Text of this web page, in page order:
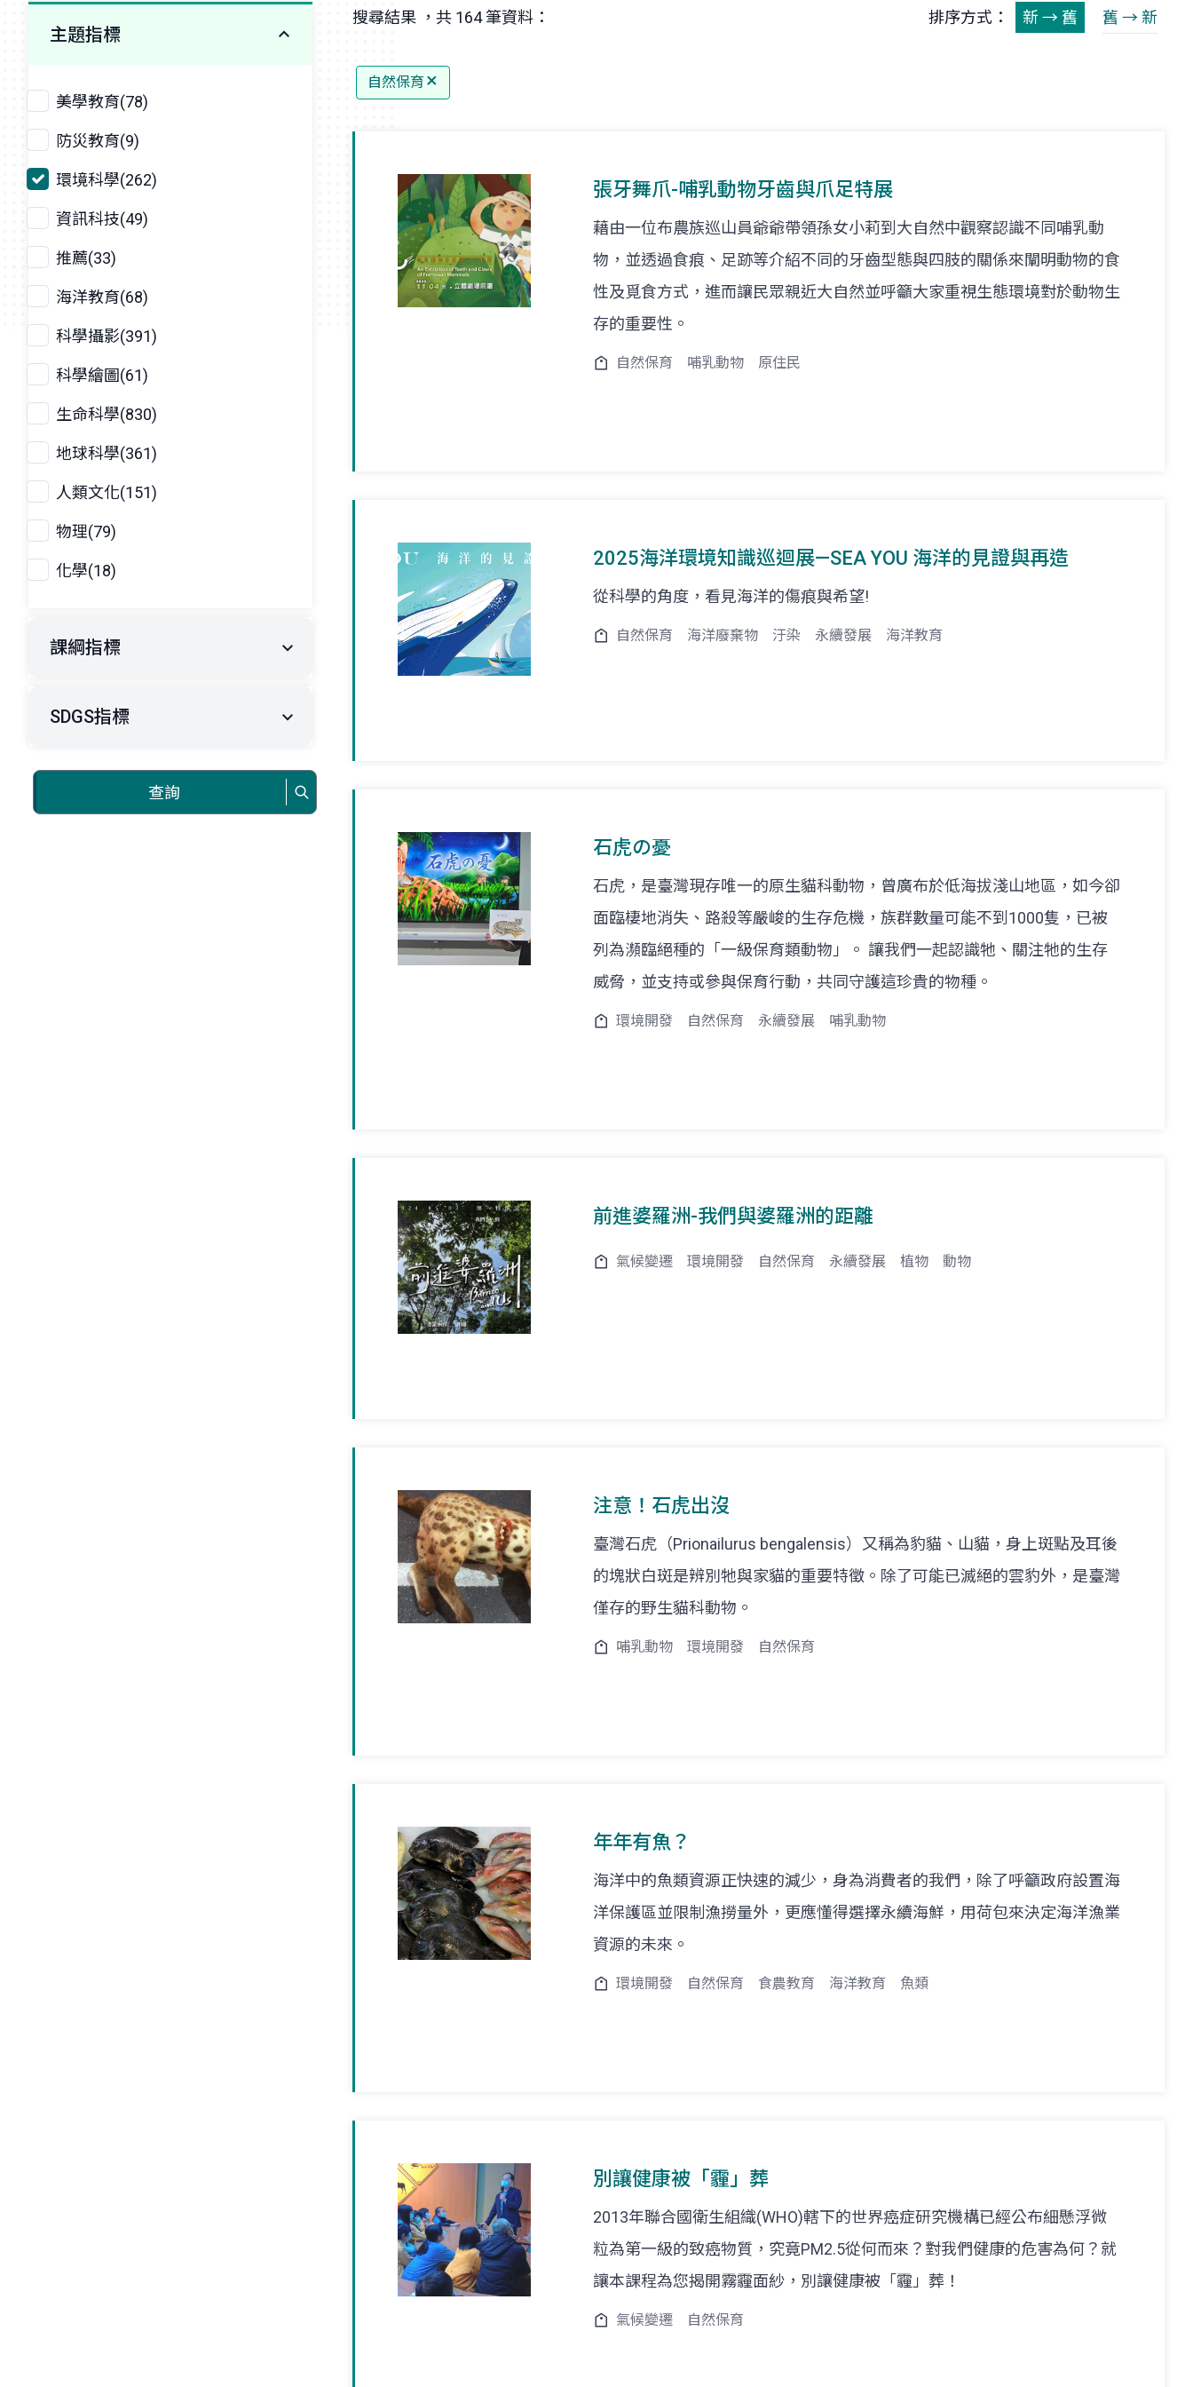
主題指標
美學教育(78)
防災教育(9)
環境科學(262)
資訊科技(49)
推薦(33)
海洋教育(68)
科學攝影(391)
科學繪圖(61)
生命科學(830)
地球科學(361)
人類文化(151)
物理(79)
化學(18)
課綱指標
SDGS指標
查詢
搜尋結果 ，共 164 筆資料： 排序方式： 新 → 舊 舊 → 新
自然保育
張牙舞爪-哺乳動物牙齒與爪足特展
藉由一位布農族巡山員爺爺帶領孫女小莉到大自然中觀察認識不同哺乳動
物，並透過食痕、足跡等介紹不同的牙齒型態與四肢的關係來闡明動物的食
性及覓食方式，進而讓民眾親近大自然並呼籲大家重視生態環境對於動物生
存的重要性。
自然保育 哺乳動物 原住民
2025海洋環境知識巡迴展—SEA YOU 海洋的見證與再造
從科學的角度，看見海洋的傷痕與希望!
自然保育 海洋廢棄物 汙染 永續發展 海洋教育
石虎の憂
石虎，是臺灣現存唯一的原生貓科動物，曾廣布於低海拔淺山地區，如今卻
面臨棲地消失、路殺等嚴峻的生存危機，族群數量可能不到1000隻，已被
列為瀕臨絕種的「一級保育類動物」。 讓我們一起認識牠、關注牠的生存
威脅，並支持或參與保育行動，共同守護這珍貴的物種。
環境開發 自然保育 永續發展 哺乳動物
前進婆羅洲-我們與婆羅洲的距離
氣候變遷 環境開發 自然保育 永續發展 植物 動物
注意！石虎出沒
臺灣石虎（Prionailurus bengalensis）又稱為豹貓、山貓，身上斑點及耳後
的塊狀白斑是辨別牠與家貓的重要特徵。除了可能已滅絕的雲豹外，是臺灣
僅存的野生貓科動物。
哺乳動物 環境開發 自然保育
年年有魚？
海洋中的魚類資源正快速的減少，身為消費者的我們，除了呼籲政府設置海
洋保護區並限制漁撈量外，更應懂得選擇永續海鮮，用荷包來決定海洋漁業
資源的未來。
環境開發 自然保育 食農教育 海洋教育 魚類
別讓健康被「霾」葬
2013年聯合國衛生組織(WHO)轄下的世界癌症研究機構已經公布細懸浮微
粒為第一級的致癌物質，究竟PM2.5從何而來？對我們健康的危害為何？就
讓本課程為您揭開霧霾面紗，別讓健康被「霾」葬！
氣候變遷 自然保育